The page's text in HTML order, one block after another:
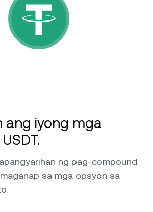
NEXO
ang iyong mga
ng pag-compound
sa mga opsyon sa